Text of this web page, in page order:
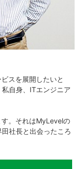
スを展開したいと
自身、ITエンジニア
。それはMyLevelの
社長と出会ったころ